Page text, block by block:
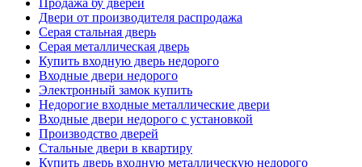
Продажа бу дверей
Двери от производителя распродажа
Серая стальная дверь
Серая металлическая дверь
Купить входную дверь недорого
Входные двери недорого
Электронный замок купить
Недорогие входные металлические двери
Входные двери недорого с установкой
Производство дверей
Стальные двери в квартиру
Купить дверь входную металлическую недорого